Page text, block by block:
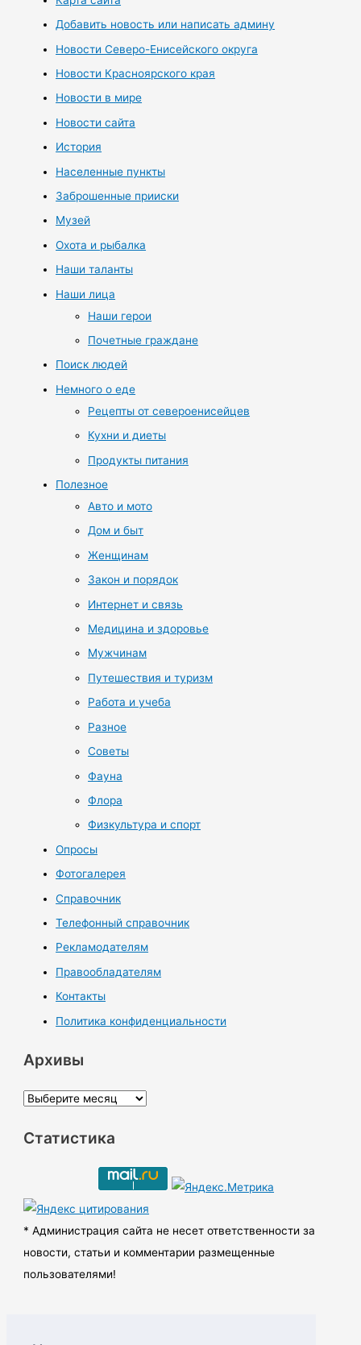
Добавить новость или написать админу
Новости Северо-Енисейского округа
Новости Красноярского края
Новости в мире
Новости сайта
История
Населенные пункты
Заброшенные прииски
Музей
Охота и рыбалка
Наши таланты
Наши лица
Наши герои
Почетные граждане
Поиск людей
Немного о еде
Рецепты от североенисейцев
Кухни и диеты
Продукты питания
Полезное
Авто и мото
Дом и быт
Женщинам
Закон и порядок
Интернет и связь
Медицина и здоровье
Мужчинам
Путешествия и туризм
Работа и учеба
Разное
Советы
Фауна
Флора
Физкультура и спорт
Опросы
Фотогалерея
Справочник
Телефонный справочник
Рекламодателям
Правообладателям
Контакты
Политика конфиденциальности
Архивы
А
х
ы
Статистика
* Администрация сайта не несет ответственности за
новости, статьи и комментарии размещенные
пользователями!